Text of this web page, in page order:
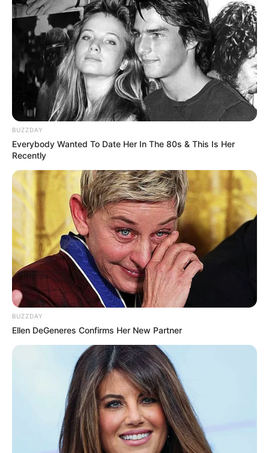
es unter www.tourist-online.de
Veranstaltungstipps für den Kreis Schwäbisch
Hall:
Events undVeranstaltungen in Schwäbisch Hall, mit
der Möglichkeit Veranstaltungen selber einzutragen.
und Fastnacht
Benachbarte Kreise und Regionen:
Hohenlohekreis-Main-
Tauber-Kreis- Kreis
Ansbach-Ostalbkreis-
Rems-Murr-Kreis
Ausflugs- oder Freizeittipp für den Kreis
Schwäbisch Hall eintragen:
Name oder Pseudonym *:
Bezeichnung des Ausflugs- oder Freizeitziels *:
URL bzw. Link (wenn vorhanden):
BUZZDAY
Everybody Wanted To Date Her In The 80s & This Is Her
Recently
BUZZDAY
Ellen DeGeneres Confirms Her New Partner